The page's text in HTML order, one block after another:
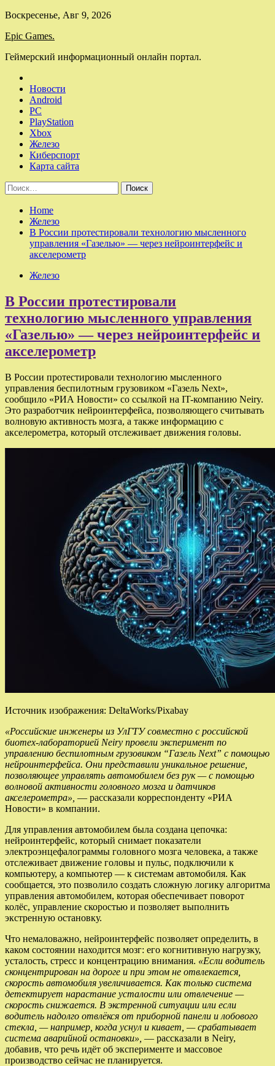
Skip
content
Воскресенье, Авг 9, 2026
Epic Games.
Геймерский информационный онлайн портал.
Новости
Android
PC
PlayStation
Xbox
Железо
Киберспорт
Карта сайта
Найти:
Home
Железо
В России протестировали технологию мысленного
управления «Газелью» — через нейроинтерфейс и
акселерометр
Железо
В России протестировали
технологию мысленного управления
«Газелью» — через нейроинтерфейс и
акселерометр
В России протестировали технологию мысленного
управления беспилотным грузовиком «Газель Next»,
сообщило «РИА Новости» со ссылкой на IT-компанию Neiry.
Это разработчик нейроинтерфейса, позволяющего считывать
волновую активность мозга, а также информацию с
акселерометра, который отслеживает движения головы.
Источник изображения: DeltaWorks/Pixabay
«Российские инженеры из УлГТУ совместно с российской
биотех-лабораторией Neiry провели эксперимент по
управлению беспилотным грузовиком “Газель Next” с помощью
нейроинтерфейса. Они представили уникальное решение,
позволяющее управлять автомобилем без рук — с помощью
волновой активности головного мозга и датчиков
акселерометра», — рассказали корреспонденту «РИА
Новости» в компании.
Для управления автомобилем была создана цепочка:
нейроинтерфейс, который снимает показатели
электроэнцефалограммы головного мозга человека, а также
отслеживает движение головы и пульс, подключили к
компьютеру, а компьютер — к системам автомобиля. Как
сообщается, это позволило создать сложную логику алгоритма
управления автомобилем, которая обеспечивает поворот
колёс, управление скоростью и позволяет выполнить
экстренную остановку.
Что немаловажно, нейроинтерфейс позволяет определить, в
каком состоянии находится мозг: его когнитивную нагрузку,
усталость, стресс и концентрацию внимания. «Если водитель
сконцентрирован на дороге и при этом не отвлекается,
скорость автомобиля увеличивается. Как только система
детектирует нарастание усталости или отвлечение —
скорость снижается. В экстренной ситуации или если
водитель надолго отвлёкся от приборной панели и лобового
стекла, — например, когда уснул и кивает, — срабатывает
система аварийной остановки», — рассказали в Neiry,
добавив, что речь идёт об эксперименте и массовое
производство сейчас не планируется.